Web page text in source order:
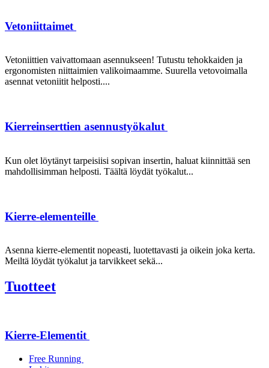
Vetoniittaimet
Vetoniittien vaivattomaan asennukseen! Tutustu tehokkaiden ja
ergonomisten niittaimien valikoimaamme. Suurella vetovoimalla
asennat vetoniitit helposti....
Kierreinserttien asennustyökalut
Kun olet löytänyt tarpeisiisi sopivan insertin, haluat kiinnittää sen
mahdollisimman helposti. Täältä löydät työkalut...
Kierre-elementeille
Asenna kierre-elementit nopeasti, luotettavasti ja oikein joka kerta.
Meiltä löydät työkalut ja tarvikkeet sekä...
Tuotteet
Kierre-Elementit
Free Running